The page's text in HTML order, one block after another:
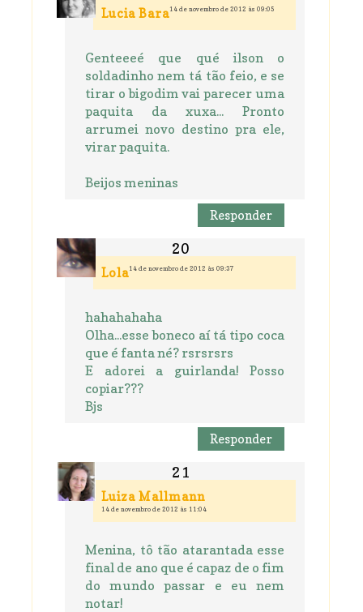
Lucia Bara14 de novembro de 2012 às 09:05
Genteeeé que qué ilson o
soldadinho nem tá tão feio, e se
tirar o bigodim vai parecer uma
paquita da xuxa... Pronto
arrumei novo destino pra ele,
virar paquita.
Beijos meninas
Responder
Lola14 de novembro de 2012 às 09:37
hahahahaha
Olha...esse boneco aí tá tipo coca
que é fanta né? rsrsrsrs
E adorei a guirlanda! Posso
copiar???
Bjs
Responder
Luiza Mallmann
14 de novembro de 2012 às 11:04
Menina, tô tão atarantada esse
final de ano que é capaz de o fim
do mundo passar e eu nem
notar!